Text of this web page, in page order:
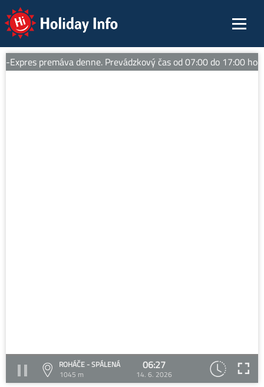
Holiday Info
premáva denne. Prevádzkový čas od 07:00 do 17:00
ROHÁČE - SPÁLENÁ
1045 m
06:27
14. 6. 2026